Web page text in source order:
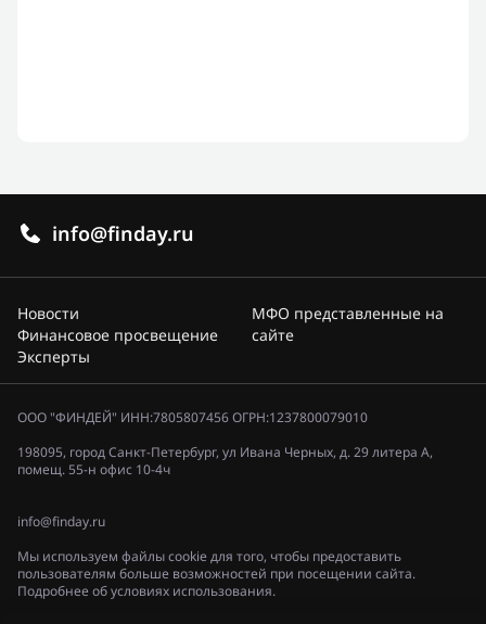
info@finday.ru
Новости
Финансовое просвещение
Эксперты
МФО представленные на
сайте
ООО "ФИНДЕЙ" ИНН:7805807456 ОГРН:1237800079010
198095, город Санкт-Петербург, ул Ивана Черных, д. 29 литера А,
помещ. 55-н офис 10-4ч
info@finday.ru
Мы используем файлы cookie для того, чтобы предоставить
пользователям больше возможностей при посещении сайта.
Подробнее об условиях использования.